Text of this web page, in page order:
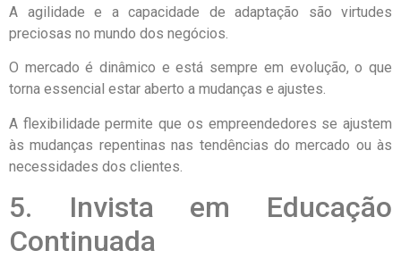
A agilidade e a capacidade de adaptação são virtudes
preciosas no mundo dos negócios.
O mercado é dinâmico e está sempre em evolução, o que
torna essencial estar aberto a mudanças e ajustes.
A flexibilidade permite que os empreendedores se ajustem
às mudanças repentinas nas tendências do mercado ou às
necessidades dos clientes.
5. Invista em Educação
Continuada